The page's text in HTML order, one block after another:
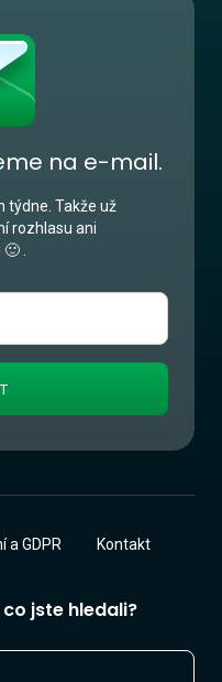
na e-mail.
týdne. Takže už
rozhlasu ani
.
jste hledali?
a GDPR Kontakt